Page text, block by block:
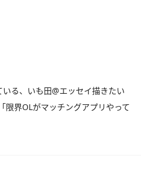
る、いも田@エッセイ描きたい
界OLがマッチングアプリやって